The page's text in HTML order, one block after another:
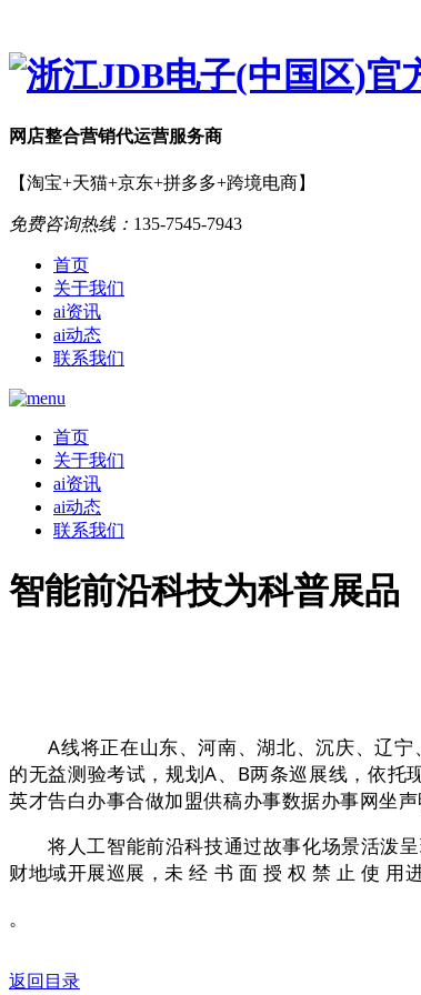
网店整合营销代运营服务商
【淘宝+天猫+京东+拼多多+跨境电商】
免费咨询热线： 135-7545-7943
首页
关于我们
ai资讯
ai动态
联系我们
首页
关于我们
ai资讯
ai动态
联系我们
智能前沿科技为科普展品
A线将正在山东、河南、湖北、沉庆、辽宁
的无益测验考试，规划A、B两条巡展线，依
英才告白办事合做加盟供稿办事数据办事网坐
将人工智能前沿科技通过故事化场景活泼呈
财地域开展巡展，未 经 书 面 授 权 禁 止 使 用
。
返回目录